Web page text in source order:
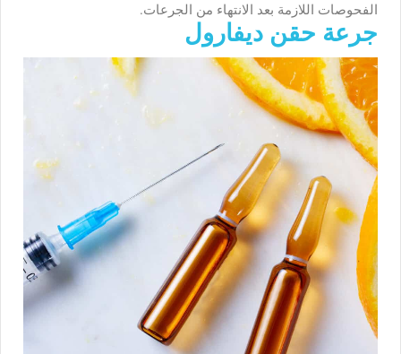
الفحوصات اللازمة بعد الانتهاء من الجرعات.
جرعة حقن ديفارول